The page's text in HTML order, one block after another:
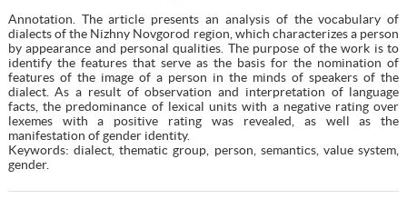
Annotation. The article presents an analysis of the vocabulary of
dialects of the Nizhny Novgorod region, which characterizes a person
by appearance and personal qualities. The purpose of the work is to
identify the features that serve as the basis for the nomination of
features of the image of a person in the minds of speakers of the
dialect. As a result of observation and interpretation of language
facts, the predominance of lexical units with a negative rating over
lexemes with a positive rating was revealed, as well as the
manifestation of gender identity.
Keywords: dialect, thematic group, person, semantics, value system,
gender.